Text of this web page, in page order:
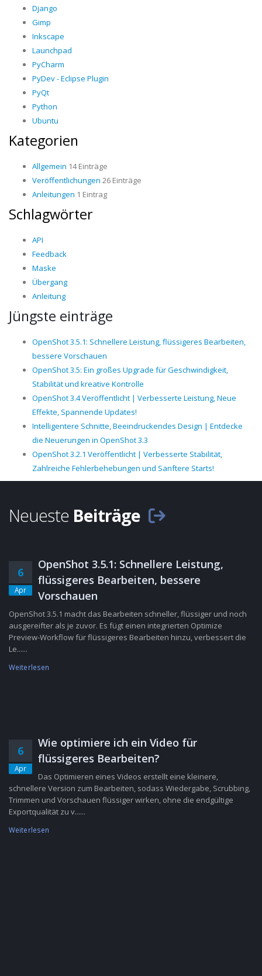
Django
Gimp
Inkscape
Launchpad
PyCharm
PyDev - Eclipse Plugin
PyQt
Python
Ubuntu
Kategorien
Allgemein 14 Einträge
Veröffentlichungen 26 Einträge
Anleitungen 1 Eintrag
Schlagwörter
API
Feedback
Maske
Übergang
Anleitung
Jüngste einträge
OpenShot 3.5.1: Schnellere Leistung, flüssigeres Bearbeiten,
bessere Vorschauen
OpenShot 3.5: Ein großes Upgrade für Geschwindigkeit,
Stabilität und kreative Kontrolle
OpenShot 3.4 Veröffentlicht | Verbesserte Leistung, Neue
Effekte, Spannende Updates!
Intelligentere Schnitte, Beeindruckendes Design | Entdecke
die Neuerungen in OpenShot 3.3
OpenShot 3.2.1 Veröffentlicht | Verbesserte Stabilität,
Zahlreiche Fehlerbehebungen und Sanftere Starts!
Neueste Beiträge
6
Apr
OpenShot 3.5.1: Schnellere Leistung,
flüssigeres Bearbeiten, bessere
Vorschauen
OpenShot 3.5.1 macht das Bearbeiten schneller, flüssiger und noch
ausgereifter als je zuvor. Es fügt einen integrierten Optimize
Preview-Workflow für flüssigeres Bearbeiten hinzu, verbessert die
Le......
Weiterlesen
6
Apr
Wie optimiere ich ein Video für
flüssigeres Bearbeiten?
Das Optimieren eines Videos erstellt eine kleinere,
schnellere Version zum Bearbeiten, sodass Wiedergabe, Scrubbing,
Trimmen und Vorschauen flüssiger wirken, ohne die endgültige
Exportqualität zu v......
Weiterlesen